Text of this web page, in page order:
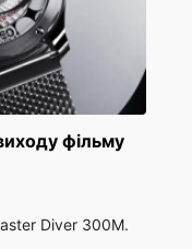
фільму
Diver 300M.